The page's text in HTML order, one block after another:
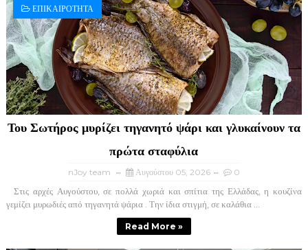
ΕΠΙΚΑΙΡΟΤΗΤΑ
Του Σωτήρος μυρίζει τηγανητό ψάρι και γλυκαίνουν τα
πρώτα σταφύλια
nJoy team Αυγούστου 05, 2026 0
Στις αρχές Αυγούστου, σε πολλά χωριά και σπίτια της Ελλάδας, η κουζίνα
γεμίζει μυρωδιές από τηγανητά ψάρια . Την ίδια στιγμή, σε καλάθια ...
Read More »